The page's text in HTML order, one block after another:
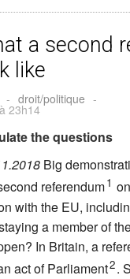
a second
like
- droit/politique -
23h14
the questions
Big
referendum1
with the EU,
a member of
In Britain, a
act of Parliament2.